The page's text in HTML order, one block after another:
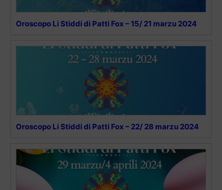
Oroscopo Li Stiddi di Patti Fox – 15/ 21 marzu 2024
Oroscopo Li Stiddi di Patti Fox – 22/ 28 marzu 2024